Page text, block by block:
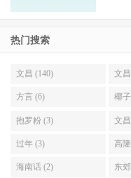
热门搜索
文昌 (140) 文
方言 (6) 椰
抱罗粉 (3) 文
过年 (3) 高
海南话 (2) 东